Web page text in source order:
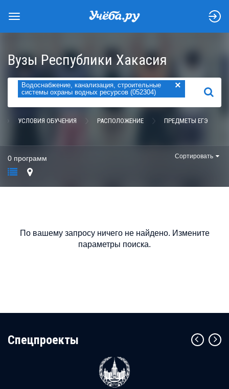
Вузы Республики Хакасия
Водоснабжение, канализация, строительные
системы охраны водных ресурсов (052304)
×
НАЙТИ
УСЛОВИЯ ОБУЧЕНИЯ РАСПОЛОЖЕНИЕ ПРЕДМЕТЫ ЕГЭ
0 программ Сортировать
По вашему запросу ничего не найдено. Измените
параметры поиска.
Cпецпроекты